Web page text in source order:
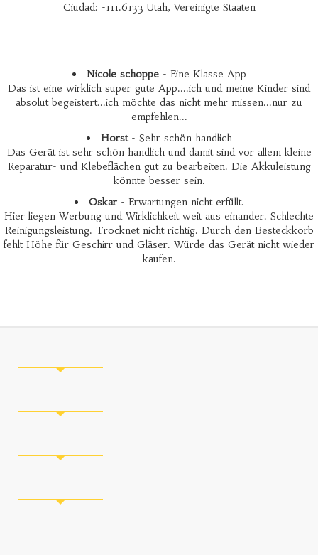
Ciudad: -111.6133 Utah, Vereinigte Staaten
Nicole schoppe- Eine Klasse App
Das ist eine wirklich super gute App....ich und meine Kinder sind
absolut begeistert...ich möchte das nicht mehr missen...nur zu
empfehlen...
Horst- Sehr schön handlich
Das Gerät ist sehr schön handlich und damit sind vor allem kleine
Reparatur- und Klebeflächen gut zu bearbeiten. Die Akkuleistung
könnte besser sein.
Oskar- Erwartungen nicht erfüllt.
Hier liegen Werbung und Wirklichkeit weit aus einander. Schlechte
Reinigungsleistung. Trocknet nicht richtig. Durch den Besteckkorb
fehlt Höhe für Geschirr und Gläser. Würde das Gerät nicht wieder
kaufen.